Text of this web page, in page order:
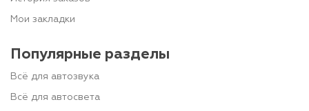
Мои закладки
Популярные разделы
Всё для автозвука
Всё для автосвета